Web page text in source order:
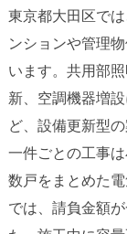
東京都大田区で
ンションや管理
います。共用部
新、空調機器増
ど、設備更新型
一件ごとの工事
数戸をまとめた
では、請負金額